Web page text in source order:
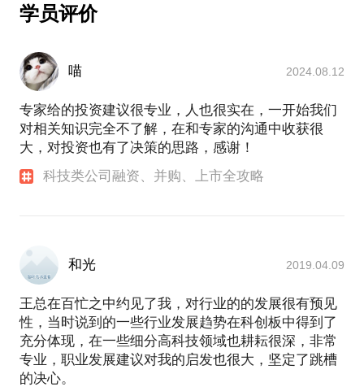
样引入战略投资者；
业的实际情况，为收购方或被收购方提供专业意见，
例如怎样设计交易结构，怎样避免交易条款中可能存
在的陷阱，怎样设计业绩对赌条款；
再融资：着眼于资本市场的资金状况，以及上市公司
的实际需求，为上市后的后续融资提供建议，例如怎
样寻找潜在投资者，怎样设计融资方案，怎样选择发
行时机。
学员评价
喵 2024.08.12
专家给的投资建议很专业，人也很实在，一开始我们
对相关知识完全不了解，在和专家的沟通中收获很
大，对投资也有了决策的思路，感谢！
科技类公司融资、并购、上市全攻略
和光 2019.04.09
王总在百忙之中约见了我，对行业的的发展很有预见
性，当时说到的一些行业发展趋势在科创板中得到了
充分体现，在一些细分高科技领域也耕耘很深，非常
专业，职业发展建议对我的启发也很大，坚定了跳槽
的决心。